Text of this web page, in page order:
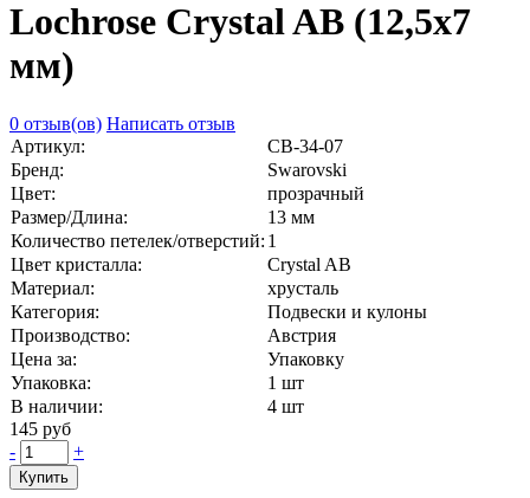
Lochrose Crystal AB (12,5х7
мм)
0 отзыв(ов) Написать отзыв
Артикул:
СВ-34-07
Бренд:
Swarovski
Цвет:
прозрачный
Размер/Длина:
13 мм
Количество петелек/отверстий: 1
Цвет кристалла:
Crystal AB
Материал:
хрусталь
Категория:
Подвески и кулоны
Производство:
Австрия
Цена за:
Упаковку
Упаковка:
1 шт
В наличии:
4 шт
145 руб
-
+
Купить